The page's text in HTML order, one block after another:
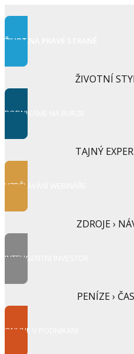
ŽIVOT NA PRAVÉ STRANĚ
ŽIVOTNÍ
PODNIKÁME NA BURZE
TAJNÝ
VZDĚLÁVÁNÍ WEBINÁŘE
ZDROJE ›
INTELIGENTNÍ INVESTOR
PENÍZE ›
ONLINE V PODNIKÁNÍ